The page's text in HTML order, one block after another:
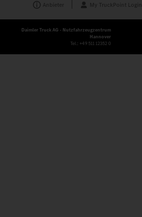
Anbieter My TruckPoint Login
Daimler Truck AG - Nutzfahrzeugzentrum
Hannover
Tel.: +49 511 12352 0